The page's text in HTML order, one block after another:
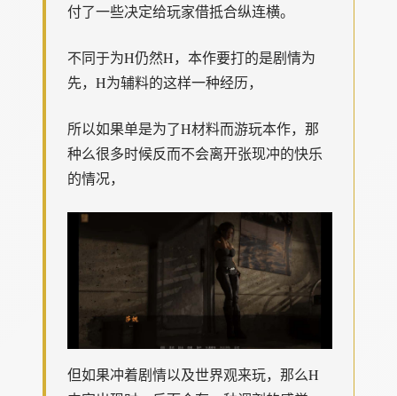
付了一些决定给玩家借抵合纵连横。
不同于为H仍然H，本作要打的是剧情为
先，H为辅料的这样一种经历，
所以如果单是为了H材料而游玩本作，那
种么很多时候反而不会离开张现冲的快乐
的情况，
但如果冲着剧情以及世界观来玩，那么H